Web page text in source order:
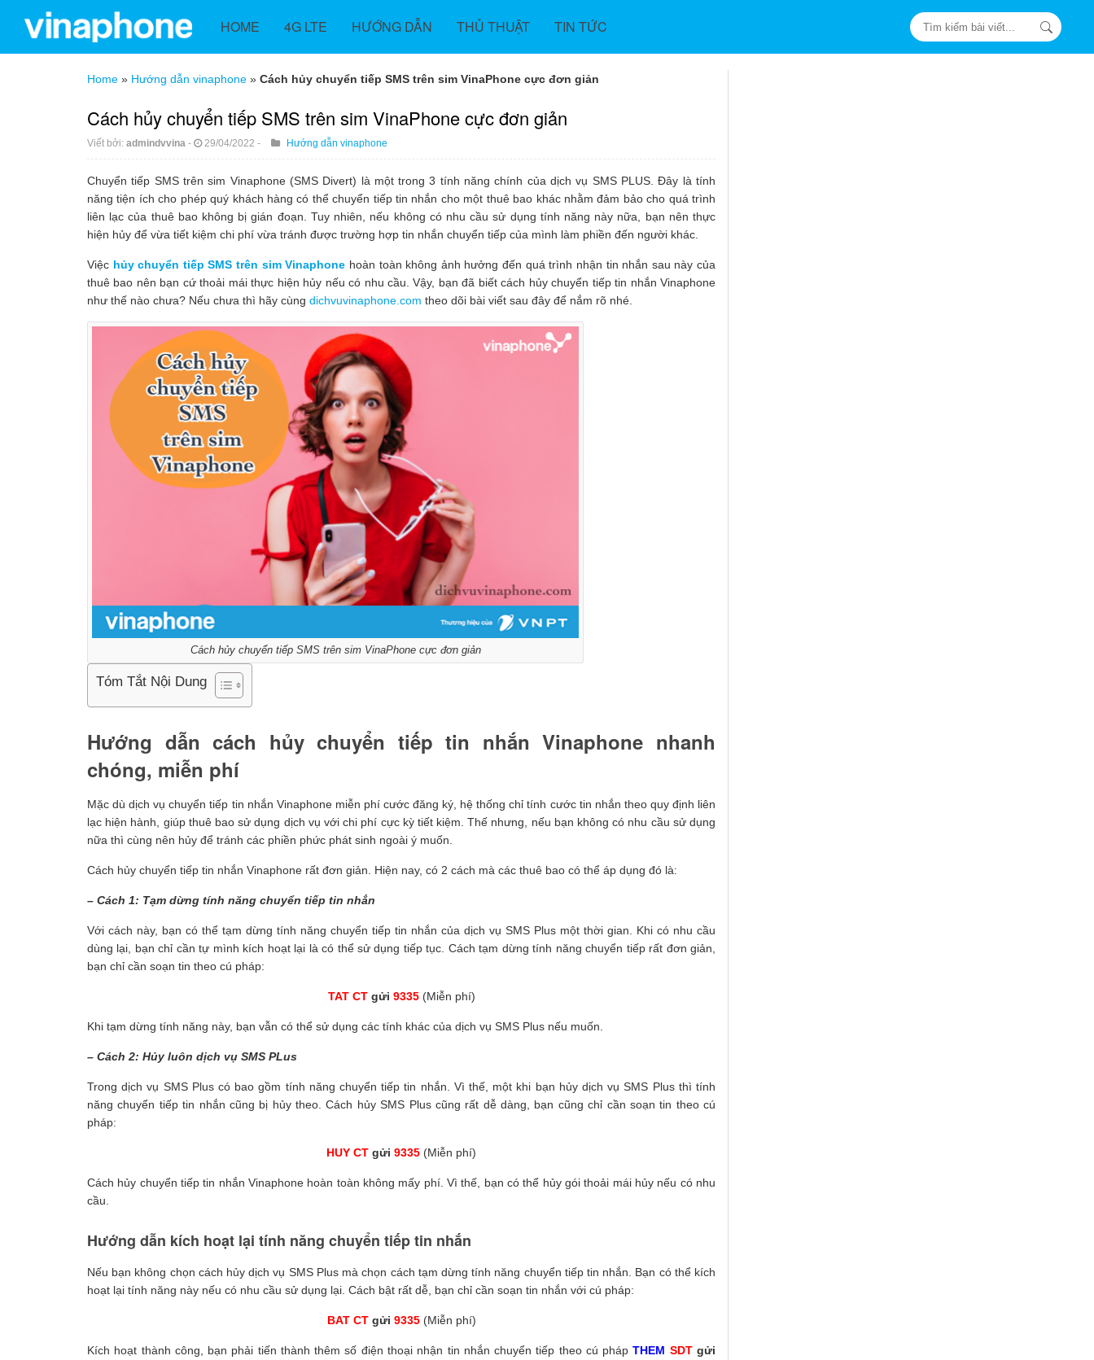
HOME 4G LTE HƯỚNG DẪN THỦ THUẬT TIN TỨC
Home » Hướng dẫn vinaphone » Cách hủy chuyển tiếp SMS trên sim VinaPhone cực đơn giản
Cách hủy chuyển tiếp SMS trên sim VinaPhone cực đơn giản
Viết bởi: admindvvina - 29/04/2022 - Hướng dẫn vinaphone
Chuyển tiếp SMS trên sim Vinaphone (SMS Divert) là một trong 3 tính năng chính của dịch vụ SMS PLUS. Đây là tính
năng tiện ích cho phép quý khách hàng có thể chuyển tiếp tin nhắn cho một thuê bao khác nhằm đảm bảo cho quá trình
liên lạc của thuê bao không bị gián đoạn. Tuy nhiên, nếu không có nhu cầu sử dụng tính năng này nữa, bạn nên thực
hiện hủy để vừa tiết kiệm chi phí vừa tránh được trường hợp tin nhắn chuyển tiếp của mình làm phiền đến người khác.
Việc hủy chuyển tiếp SMS trên sim Vinaphone hoàn toàn không ảnh hưởng đến quá trình nhận tin nhắn sau này của
thuê bao nên bạn cứ thoải mái thực hiện hủy nếu có nhu cầu. Vậy, bạn đã biết cách hủy chuyển tiếp tin nhắn Vinaphone
như thế nào chưa? Nếu chưa thì hãy cùng dichvuvinaphone.com theo dõi bài viết sau đây để nắm rõ nhé.
Cách hủy chuyển tiếp SMS trên sim VinaPhone cực đơn giản
Tóm Tắt Nội Dung
Hướng dẫn cách hủy chuyển tiếp tin nhắn Vinaphone nhanh
chóng, miễn phí
Mặc dù dịch vụ chuyển tiếp tin nhắn Vinaphone miễn phí cước đăng ký, hệ thống chỉ tính cước tin nhắn theo quy định liên
lạc hiện hành, giúp thuê bao sử dụng dịch vụ với chi phí cực kỳ tiết kiệm. Thế nhưng, nếu bạn không có nhu cầu sử dụng
nữa thì cùng nên hủy để tránh các phiền phức phát sinh ngoài ý muốn.
Cách hủy chuyển tiếp tin nhắn Vinaphone rất đơn giản. Hiện nay, có 2 cách mà các thuê bao có thể áp dụng đó là:
– Cách 1: Tạm dừng tính năng chuyển tiếp tin nhắn
Với cách này, bạn có thể tạm dừng tính năng chuyển tiếp tin nhắn của dịch vụ SMS Plus một thời gian. Khi có nhu cầu
dùng lại, bạn chỉ cần tự mình kích hoạt lại là có thể sử dụng tiếp tục. Cách tạm dừng tính năng chuyển tiếp rất đơn giản,
bạn chỉ cần soạn tin theo cú pháp:
TAT CTgửi 9335(Miễn phí)
Khi tạm dừng tính năng này, bạn vẫn có thể sử dụng các tính khác của dịch vụ SMS Plus nếu muốn.
– Cách 2: Hủy luôn dịch vụ SMS PLus
Trong dịch vụ SMS Plus có bao gồm tính năng chuyển tiếp tin nhắn. Vì thế, một khi bạn hủy dịch vụ SMS Plus thì tính
năng chuyển tiếp tin nhắn cũng bị hủy theo. Cách hủy SMS Plus cũng rất dễ dàng, bạn cũng chỉ cần soạn tin theo cú
pháp:
HUY CT gửi 9335 (Miễn phí)
Cách hủy chuyển tiếp tin nhắn Vinaphone hoàn toàn không mấy phí. Vì thế, bạn có thể hủy gói thoải mái hủy nếu có nhu
cầu.
Hướng dẫn kích hoạt lại tính năng chuyển tiếp tin nhắn
Nếu bạn không chọn cách hủy dịch vụ SMS Plus mà chọn cách tạm dừng tính năng chuyển tiếp tin nhắn. Bạn có thể kích
hoạt lại tính năng này nếu có nhu cầu sử dụng lại. Cách bật rất dễ, bạn chỉ cần soạn tin nhắn với cú pháp:
BAT CTgửi 9335(Miễn phí)
Kích hoạt thành công, bạn phải tiến thành thêm số điện thoại nhận tin nhắn chuyển tiếp theo cú phápTHEM SDTgửi